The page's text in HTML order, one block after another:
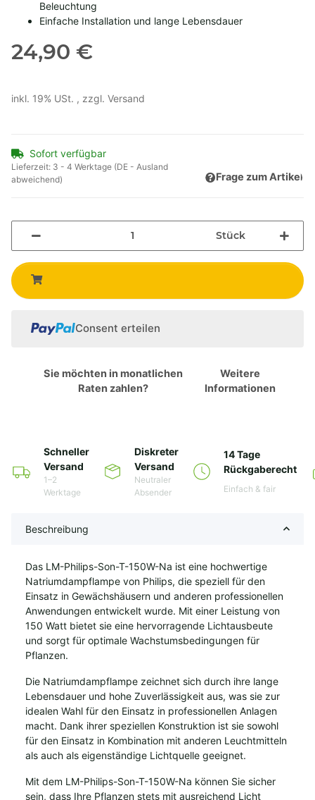
Beleuchtung
Einfache Installation und lange Lebensdauer
24,90 €
inkl. 19% USt. , zzgl. Versand
Sofort verfügbar
Lieferzeit: 3 - 4 Werktage (DE - Ausland
abweichend)
Frage zum Artikel
Stück
Consent erteilen
Sie möchten in monatlichen
Raten zahlen?
Weitere
Informationen
Schneller
Versand
1–2
Werktage
Diskreter
Versand
Neutraler
Absender
14 Tage
Rückgaberecht
Einfach & fair
Beschreibung
Das LM-Philips-Son-T-150W-Na ist eine hochwertige
Natriumdampflampe von Philips, die speziell für den
Einsatz in Gewächshäusern und anderen professionellen
Anwendungen entwickelt wurde. Mit einer Leistung von
150 Watt bietet sie eine hervorragende Lichtausbeute
und sorgt für optimale Wachstumsbedingungen für
Pflanzen.
Die Natriumdampflampe zeichnet sich durch ihre lange
Lebensdauer und hohe Zuverlässigkeit aus, was sie zur
idealen Wahl für den Einsatz in professionellen Anlagen
macht. Dank ihrer speziellen Konstruktion ist sie sowohl
für den Einsatz in Kombination mit anderen Leuchtmitteln
als auch als eigenständige Lichtquelle geeignet.
Mit dem LM-Philips-Son-T-150W-Na können Sie sicher
sein, dass Ihre Pflanzen stets mit ausreichend Licht